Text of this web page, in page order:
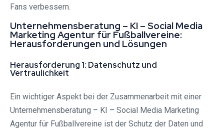
Fans verbessern.
Unternehmensberatung – KI – Social Media
Marketing Agentur für Fußballvereine:
Herausforderungen und Lösungen
Herausforderung 1: Datenschutz und
Vertraulichkeit
Ein wichtiger Aspekt bei der Zusammenarbeit mit einer
Unternehmensberatung – KI – Social Media Marketing
Agentur für Fußballvereine ist der Schutz der Daten und